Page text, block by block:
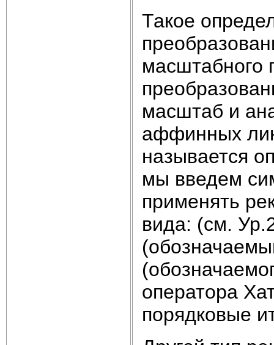
Такое
масштабного
масштаб и
аффинных
называется
мы введем
применять
вида: (см.
оператора
порядковые